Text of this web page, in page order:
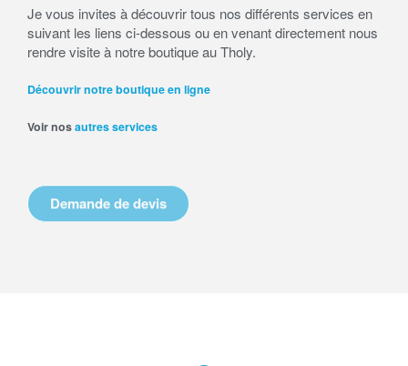
Je vous invites à découvrir tous nos différents services en
suivant les liens ci-dessous ou en venant directement nous
rendre visite à notre boutique au Tholy.
Découvrir notre boutique en ligne
Voir nosautres services
Demande de devis